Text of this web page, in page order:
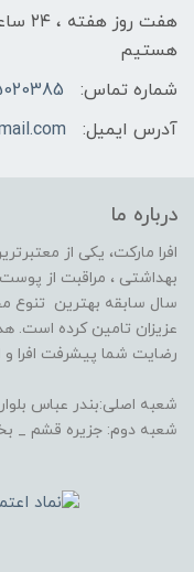
هفت
هستیم
شماره تماس:
آدرس ایمیل:
درباره ما
افرا مارکت، یکی از
سال سابقه بهترین تنوع
عزیزان تامین کرده است.
رضایت شما پیشرفت افرا و
شعبه اصلی:بندر عباس بلوار
شعبه دوم: جزیره قشم _